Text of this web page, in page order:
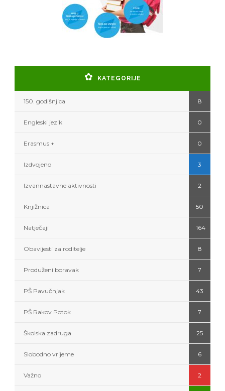
KATEGORIJE
150. godišnjica 8
Engleski jezik 0
Erasmus + 0
Izdvojeno 3
Izvannastavne aktivnosti 2
Knjižnica 50
Natječaji 164
Obavijesti za roditelje 8
Produženi boravak 7
PŠ Pavučnjak 43
PŠ Rakov Potok 7
Školska zadruga 25
Slobodno vrijeme 6
Važno 2